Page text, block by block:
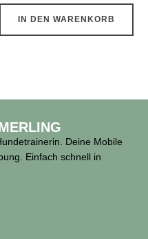
IN DEN WARENKORB
Deine Mobile
Einfach schnell in